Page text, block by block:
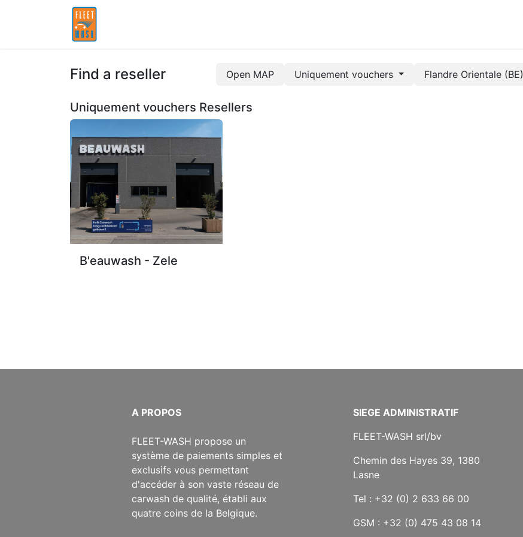
Find a reseller Open MAP Uniquement vouchers Flandre Orientale (BE)
Uniquement vouchers Resellers
B'eauwash - Zele
​A PROPOS
​FLEET-WASH propose un
système de paiements simples et
exclusifs vous permettant
d'accéder à son vaste réseau de
carwash de qualité, établi aux
quatre coins de la Belgique.
SIEGE ADMINISTRATIF
FLEET-WASH srl/bv
Chemin des Hayes 39, 1380
Lasne
Tel : +32 (0) 2 633 66 00
GSM : +32 (0) 475 43 08 14